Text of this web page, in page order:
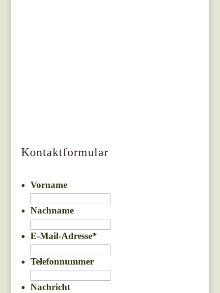
Kontaktformular
Vorname
Nachname
E-Mail-Adresse*
Telefonnummer
Nachricht